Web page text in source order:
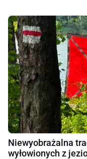
Niewyobrażalna
wyłowionych z